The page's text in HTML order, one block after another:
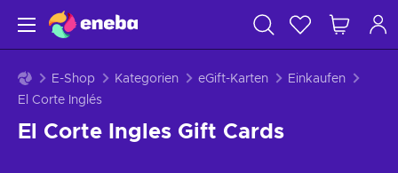
E-Shop Kategorien eGift-Karten
Einkaufen
El Corte Inglés
El Corte Ingles Gift Cards